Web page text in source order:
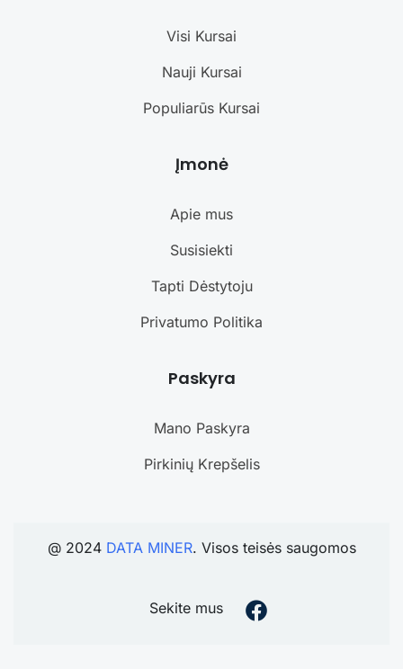
Visi Kursai
Nauji Kursai
Populiarūs Kursai
Įmonė
Apie mus
Susisiekti
Tapti Dėstytoju
Privatumo Politika
Paskyra
Mano Paskyra
Pirkinių Krepšelis
@ 2024 DATA MINER. Visos teisės saugomos
Sekite mus